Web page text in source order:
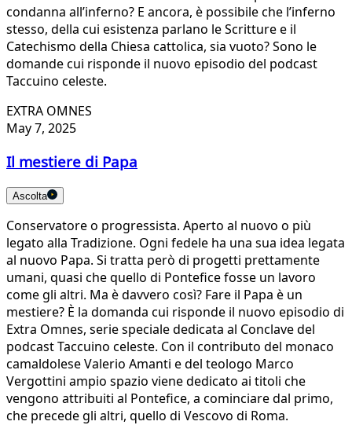
condanna all’inferno? E ancora, è possibile che l’inferno
stesso, della cui esistenza parlano le Scritture e il
Catechismo della Chiesa cattolica, sia vuoto? Sono le
domande cui risponde il nuovo episodio del podcast
Taccuino celeste.
EXTRA OMNES
May 7, 2025
Il mestiere di Papa
Ascolta
Conservatore o progressista. Aperto al nuovo o più
legato alla Tradizione. Ogni fedele ha una sua idea legata
al nuovo Papa. Si tratta però di progetti prettamente
umani, quasi che quello di Pontefice fosse un lavoro
come gli altri. Ma è davvero così? Fare il Papa è un
mestiere? È la domanda cui risponde il nuovo episodio di
Extra Omnes, serie speciale dedicata al Conclave del
podcast Taccuino celeste. Con il contributo del monaco
camaldolese Valerio Amanti e del teologo Marco
Vergottini ampio spazio viene dedicato ai titoli che
vengono attribuiti al Pontefice, a cominciare dal primo,
che precede gli altri, quello di Vescovo di Roma.